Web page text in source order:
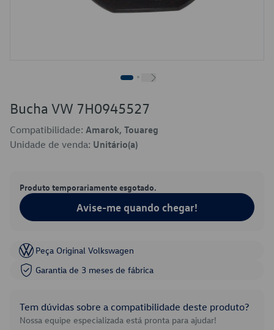
Bucha VW 7H0945527
Compatibilidade: Amarok, Touareg
Unidade de venda: Unitário(a)
Produto temporariamente esgotado.
Avise-me quando chegar!
Peça Original Volkswagen
Garantia de 3 meses de fábrica
Tem dúvidas sobre a compatibilidade deste produto?
Nossa equipe especializada está pronta para ajudar!